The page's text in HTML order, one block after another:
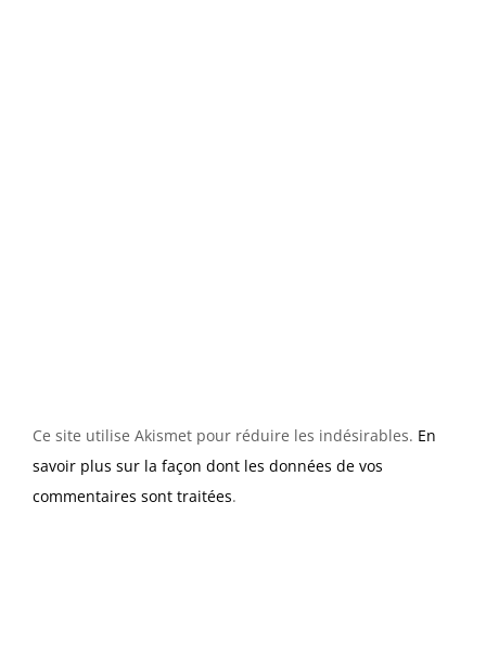
Ce site utilise Akismet pour réduire les indésirables. En
savoir plus sur la façon dont les données de vos
commentaires sont traitées.